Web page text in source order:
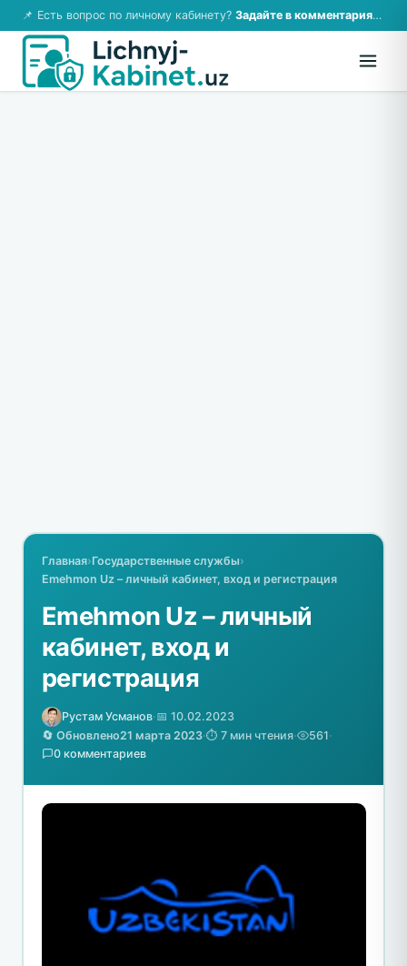
📌 Есть вопрос по личному кабинету? Задайте в комментариях — ответим!
Главная›Государственные службы›
Emehmon Uz – личный кабинет, вход и регистрация
Emehmon Uz – личный
кабинет, вход и
регистрация
Рустам Усманов·📅 10.02.2023
🔄 Обновлено21 марта 2023·⏱️ 7 мин чтения· 561·
0 комментариев